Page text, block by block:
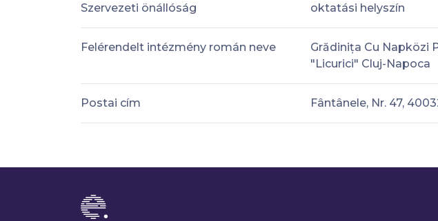
Szervezeti önállóság oktatási helyszín
Felérendelt intézmény román neve
Grădinița Cu Napközi
"Licurici" Cluj-Napoca
Postai cím Fântânele, Nr. 47,